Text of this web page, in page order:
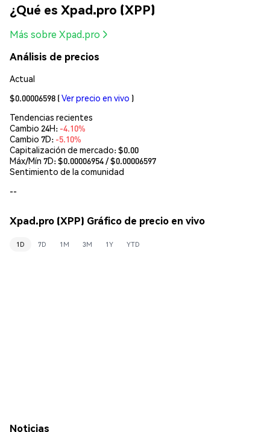
¿Qué es Xpad.pro (XPP)
Más sobre Xpad.pro
Análisis de precios
Actual
$0.00006598 (Ver precio en vivo )
Tendencias recientes
Cambio 24H: -4.10%
Cambio 7D: -5.10%
Capitalización de mercado:$0.00
Máx/Mín 7D: $0.00006954/ $0.00006597
Sentimiento de la comunidad
--
Xpad.pro (XPP) Gráfico de precio en vivo
1D 7D 1M 3M 1Y YTD
Noticias